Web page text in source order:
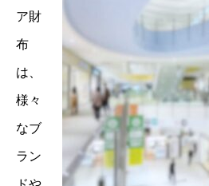
ア財
布
は、
様々
なブ
ラン